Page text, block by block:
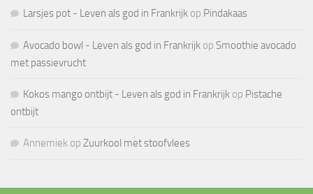
Larsjes pot - Leven als god in Frankrijk op Pindakaas
Avocado bowl - Leven als god in Frankrijk op Smoothie avocado
met passievrucht
Kokos mango ontbijt - Leven als god in Frankrijk op Pistache
ontbijt
Annemiek op Zuurkool met stoofvlees